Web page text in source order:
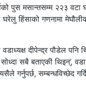
पुस मसान्तसम्म २२३
घरेलु हिंसाको गणनामा
दीपेन्द्र पौडेल पनि
सबै बताएकी थिइन्’,
गर्नुपर्छ, सम्बन्धविच्छेद